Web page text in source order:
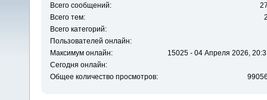
Всего сообщений:
Всего тем:
Всего категорий:
Пользователей онлайн:
Максимум онлайн:
15025 - 04 Апреля 2026,
Сегодня онлайн:
Общее количество просмотров: